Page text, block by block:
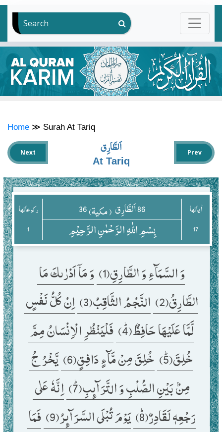
Search
Home ≫ Surah At Tariq
Prev اَلطَّارِق
At Tariq
Next
اٰياتها
17
86اَلطَّارِق ( مکیۃ)36
ركوعاتها
1
بِسْمِ اللّٰهِ الرَّحْمٰنِ الرَّحِیْمِ
وَ السَّمَآءِ وَ الطَّارِقِ(1)
الطَّارِقُ(2)
النَّجْمُ الثَّاقِبُ(3)
لَّمَّا عَلَیْهَا حَافِظٌﭤ(4)
خُلِقَﭤ(5)
خُلِقَ مِنْ مَّآءٍ دَافِقٍ(6)
مِنْۢ بَیْنِ الصُّلْبِ وَ التَّرَآىٕبِﭤ(7)
رَجْعِهٖ لَقَادِرٌﭤ(8)
یَوْمَ تُبْلَى السَّرَآىٕرُ(9)